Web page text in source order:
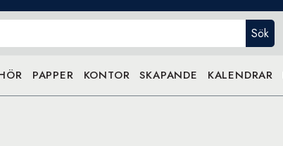
Sök
PAPPER KONTOR SKAPANDE KALENDRAR